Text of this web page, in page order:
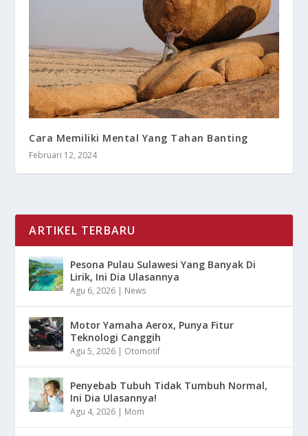
Cara Memiliki Mental Yang Tahan Banting
Februari 12, 2024
ARTIKEL TERBARU
Pesona Pulau Sulawesi Yang Banyak Di
Lirik, Ini Dia Ulasannya
Agu 6, 2026 | News
Motor Yamaha Aerox, Punya Fitur
Teknologi Canggih
Agu 5, 2026 | Otomotif
Penyebab Tubuh Tidak Tumbuh Normal,
Ini Dia Ulasannya!
Agu 4, 2026 | Mom